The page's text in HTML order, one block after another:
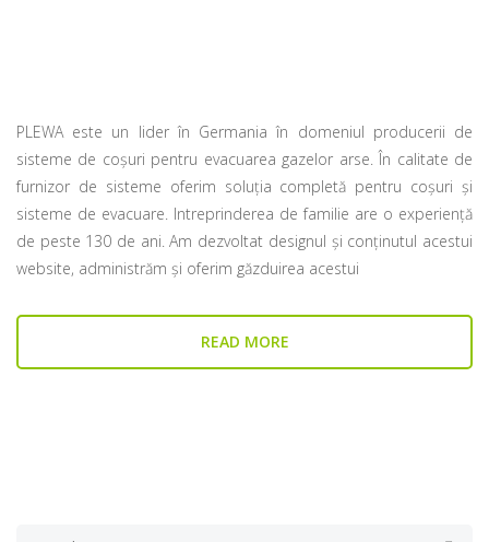
PLEWA este un lider în Germania în domeniul producerii de
sisteme de coșuri pentru evacuarea gazelor arse. În calitate de
furnizor de sisteme oferim soluția completă pentru coșuri și
sisteme de evacuare. Intreprinderea de familie are o experiență
de peste 130 de ani. Am dezvoltat designul și conținutul acestui
website, administrăm și oferim găzduirea acestui
READ MORE